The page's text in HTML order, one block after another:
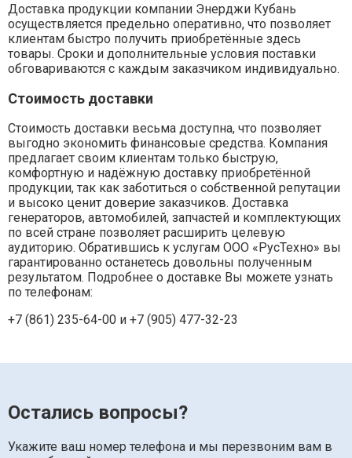
Доставка продукции компании Энерджи Кубань
осуществляется предельно оперативно, что позволяет
клиентам быстро получить приобретённые здесь
товары. Сроки и дополнительные условия поставки
обговариваются с каждым заказчиком индивидуально.
Стоимость доставки
Стоимость доставки весьма доступна, что позволяет
выгодно экономить финансовые средства. Компания
предлагает своим клиентам только быструю,
комфортную и надёжную доставку приобретённой
продукции, так как заботиться о собственной репутации
и высоко ценит доверие заказчиков. Доставка
генераторов, автомобилей, запчастей и комплектующих
по всей стране позволяет расширить целевую
аудиторию. Обратившись к услугам ООО «РусТехно» вы
гарантированно останетесь довольны полученным
результатом. Подробнее о доставке Вы можете узнать
по телефонам:
+7 (861) 235-64-00 и +7 (905) 477-32-23
Остались вопросы?
Укажите ваш номер телефона и мы перезвоним вам в